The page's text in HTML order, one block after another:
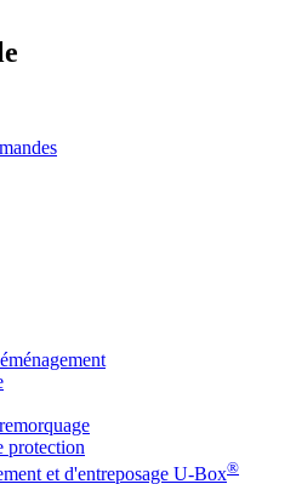
protection
et d'entreposage U-Box®